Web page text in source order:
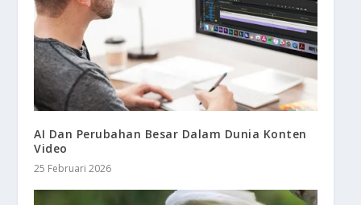
AI Dan Perubahan Besar Dalam Dunia Konten
Video
25 Februari 2026